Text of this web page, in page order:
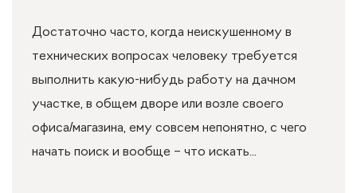
Достаточно часто, когда неискушенному в
технических вопросах человеку требуется
выполнить какую-нибудь работу на дачном
участке, в общем дворе или возле своего
офиса/магазина, ему совсем непонятно, с чего
начать поиск и вообще – что искать...